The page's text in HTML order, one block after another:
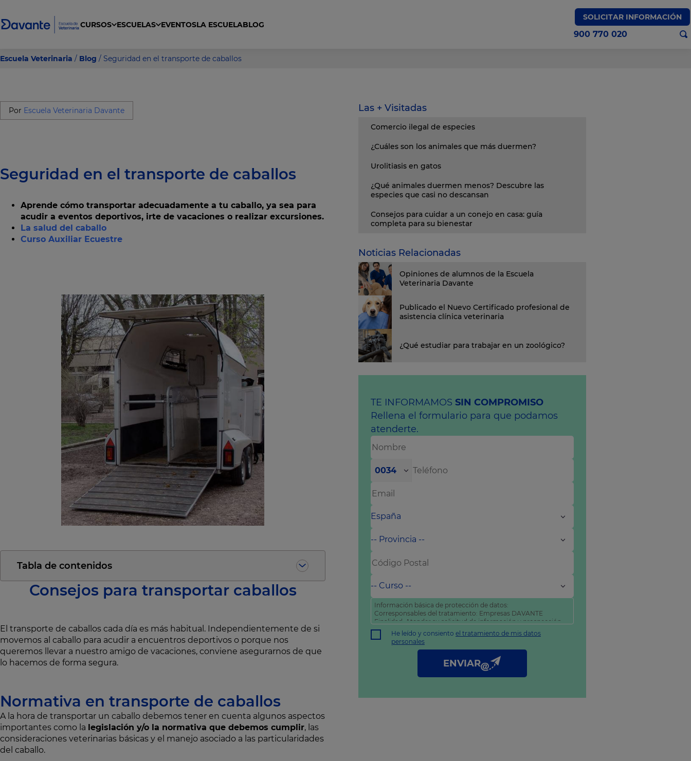
CURSOS ESCUELAS EVENTOSLA ESCUELABLOG
SOLICITAR INFORMACIÓN
900 770 020
Escuela Veterinaria / Blog / Seguridad en el transporte de caballos
Por Escuela Veterinaria Davante
Seguridad en el transporte de caballos
Aprende cómo transportar adecuadamente a tu caballo, ya sea para
acudir a eventos deportivos, irte de vacaciones o realizar excursiones.
La salud del caballo
Curso Auxiliar Ecuestre
Tabla de contenidos
Consejos para transportar caballos
El transporte de caballos cada día es más habitual. Independientemente de si
movemos al caballo para acudir a encuentros deportivos o porque nos
queremos llevar a nuestro amigo de vacaciones, conviene asegurarnos de que
lo hacemos de forma segura.
Normativa en transporte de caballos
A la hora de transportar un caballo debemos tener en cuenta algunos aspectos
importantes como la legislación y/o la normativa que debemos cumplir, las
consideraciones veterinarias básicas y el manejo asociado a las particularidades
del caballo.
Las + Visitadas
Comercio ilegal de especies
¿Cuáles son los animales que más duermen?
Urolitiasis en gatos
¿Qué animales duermen menos? Descubre las
especies que casi no descansan
Consejos para cuidar a un conejo en casa: guía
completa para su bienestar
Noticias Relacionadas
Opiniones de alumnos de la Escuela
Veterinaria Davante
Publicado el Nuevo Certificado profesional de
asistencia clínica veterinaria
¿Qué estudiar para trabajar en un zoológico?
TE INFORMAMOS SIN COMPROMISO
Rellena el formulario para que podamos
atenderte.
0034
Información básica de protección de datos:
Corresponsables del tratamiento: Empresas DAVANTE
Finalidad: Atender su solicitud de información y prospección
comercial
Derechos: Puede acceder, rectificar y suprimir sus datos, así
como otros derechos tal y como se explica en nuestra
política de privacidad
He leído y consiento el tratamiento de mis datos
personales
ENVIAR